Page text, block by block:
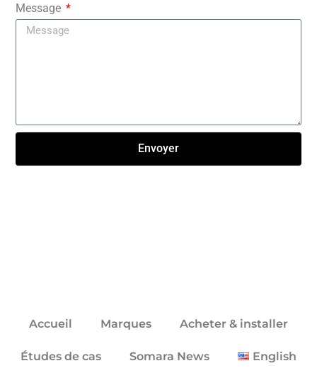
Message
Envoyer
Accueil Marques Acheter & installer
Études de cas Somara News English